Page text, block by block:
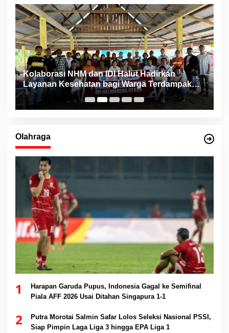
Kolaborasi NHM dan IDI Halut Hadirkan
Layanan Kesehatan bagi Warga Terdampak
Bencana Kao Barat
Olahraga
1
Harapan Garuda Pupus, Indonesia Gagal ke Semifinal
Piala AFF 2026 Usai Ditahan Singapura 1-1
2
Putra Morotai Salmin Safar Lolos Seleksi Nasional PSSI,
Siap Pimpin Laga Liga 3 hingga EPA Liga 1